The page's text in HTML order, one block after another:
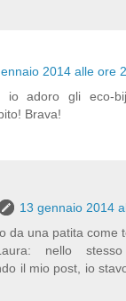
2014 alle ore
io adoro gli eco-
Brava!
13 gennaio 2014
da una patita come
nello
il mio post, io